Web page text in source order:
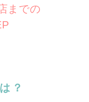
までの
？